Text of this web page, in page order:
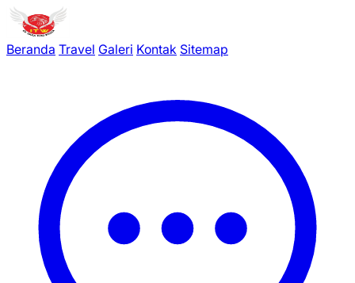
Beranda Travel Galeri Kontak Sitemap